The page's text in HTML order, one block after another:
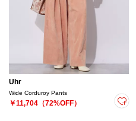
Uhr
Wide Corduroy Pants
￥11,704（72%OFF）